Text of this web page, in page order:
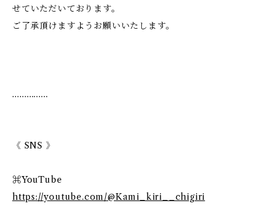
せていただいております。
ご了承頂けますようお願いいたします。
……………
《 SNS 》
⌘YouTube
https://youtube.com/@Kami_kiri__chigiri